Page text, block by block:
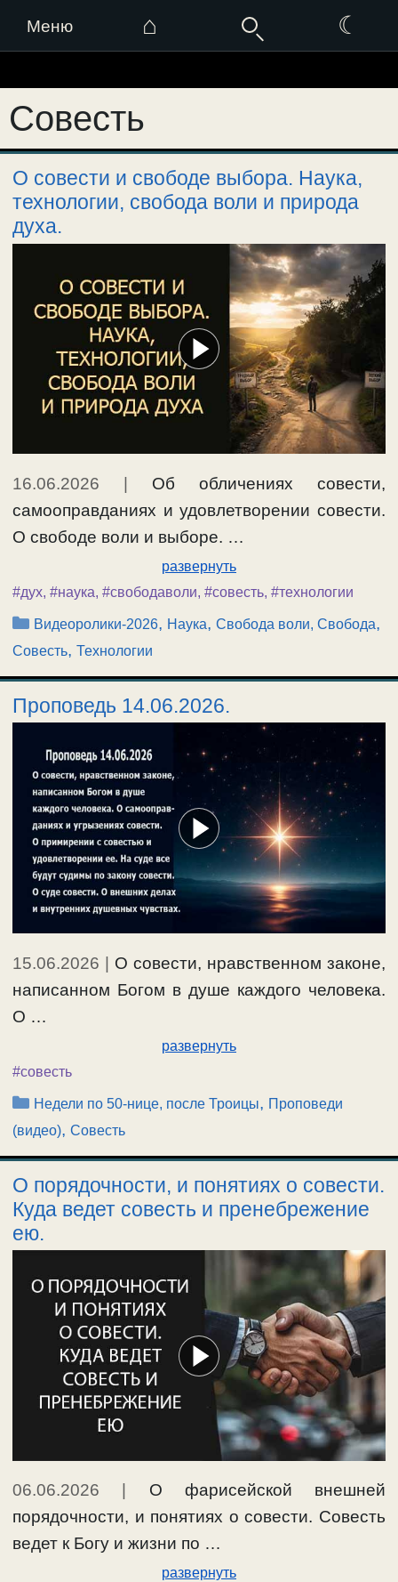
Меню ⌂ ☾
к
содержимому
Совесть
О совести и свободе выбора. Наука,
технологии, свобода воли и природа
духа.
16.06.2026 | Об обличениях совести,
самооправданиях и удовлетворении совести.
О свободе воли и выборе. …
развернуть
#дух, #наука, #свободаволи, #совесть, #технологии
Рубрики
Видеоролики-2026, Наука,Свобода воли, Свобода,
Совесть, Технологии
Проповедь 14.06.2026.
15.06.2026 | О совести, нравственном законе,
написанном Богом в душе каждого человека.
О …
развернуть
#совесть
Рубрики
Недели по 50-нице, после Троицы, Проповеди
(видео), Совесть
О порядочности, и понятиях о совести.
Куда ведет совесть и пренебрежение
ею.
06.06.2026
О фарисейской внешней
порядочности, и понятиях о совести. Совесть
ведет к Богу и жизни по …
развернуть